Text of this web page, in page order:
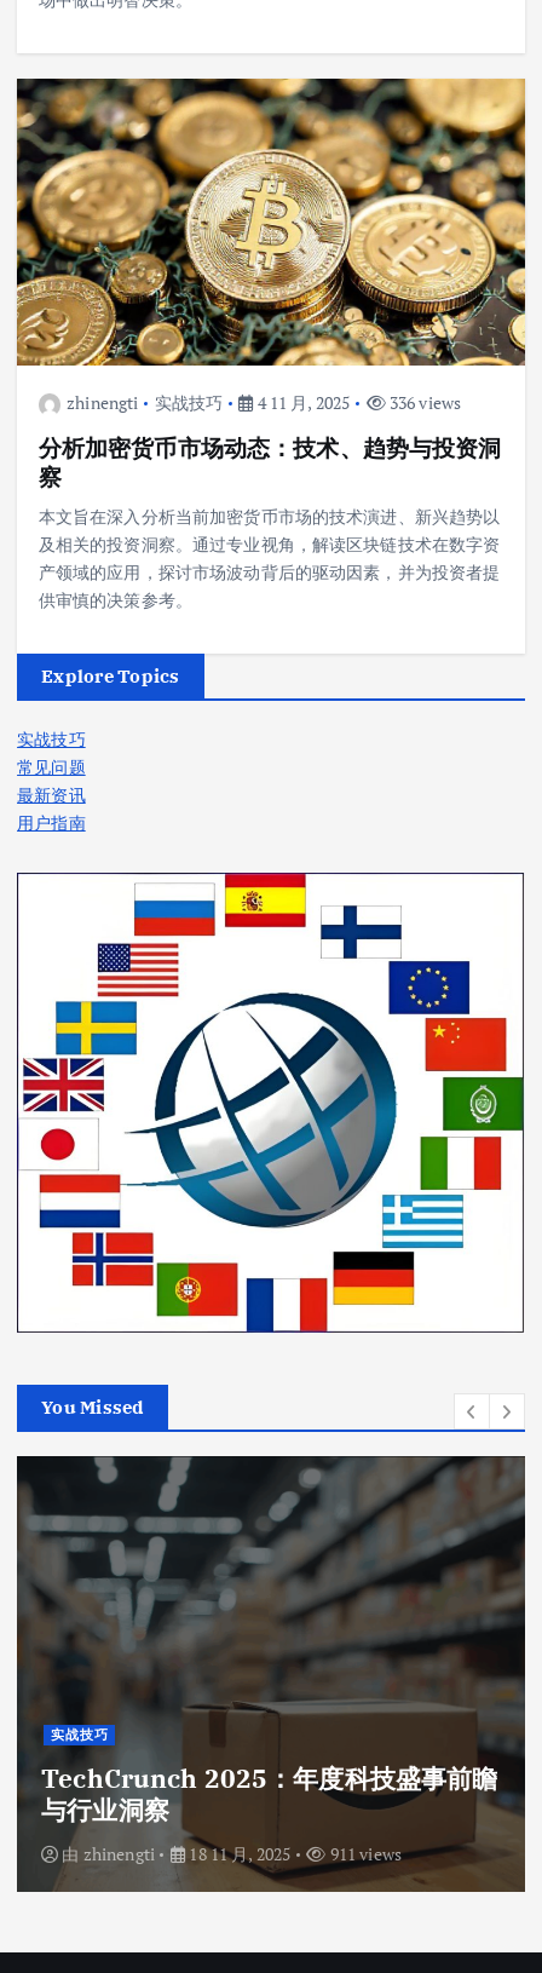
zhinengti 实战技巧 4 11 月, 2025 336 views
分析加密货币市场动态：技术、趋势与投资洞
察
本文旨在深入分析当前加密货币市场的技术演进、新兴趋势以
及相关的投资洞察。通过专业视角，解读区块链技术在数字资
产领域的应用，探讨市场波动背后的驱动因素，并为投资者提
供审慎的决策参考。
Explore Topics
实战技巧
常见问题
最新资讯
用户指南
You Missed
实战技巧
TechCrunch 2025：年度科技盛事前瞻
与行业洞察
由 zhinengti 18 11 月, 2025 911 views